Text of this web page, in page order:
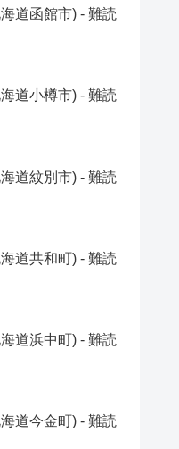
道函館市) - 難読
道小樽市) - 難読
道紋別市) - 難読
道共和町) - 難読
道浜中町) - 難読
道今金町) - 難読